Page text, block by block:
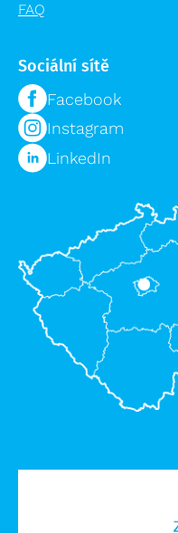
FAQ
Sociální sítě
Facebook
Instagram
LinkedIn